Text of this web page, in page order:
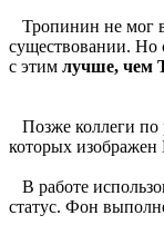
Тропинин не мог
существовании. Но
с этим лучше, чем
Позже коллеги по
которых
В работе
статус. Фон